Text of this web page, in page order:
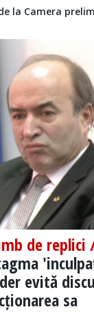
la Camera
de replici
evită
sa